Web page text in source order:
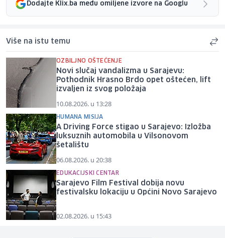
Dodajte Klix.ba među omiljene izvore na Googlu
Više na istu temu
OZBILJNO OŠTEĆENJE
Novi slučaj vandalizma u Sarajevu:
Pothodnik Hrasno Brdo opet oštećen, lift
izvaljen iz svog položaja
10.08.2026. u 13:28
HUMANA MISIJA
A Driving Force stigao u Sarajevo: Izložba
luksuznih automobila u Vilsonovom
šetalištu
06.08.2026. u 20:38
EDUKACIJSKI CENTAR
Sarajevo Film Festival dobija novu
festivalsku lokaciju u Općini Novo Sarajevo
02.08.2026. u 15:43